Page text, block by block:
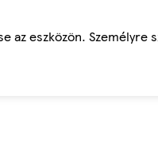
az eszközön.